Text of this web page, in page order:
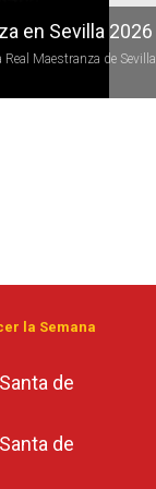
en Sevilla 2026
Maestranza de Sevilla
la Semana
de
de